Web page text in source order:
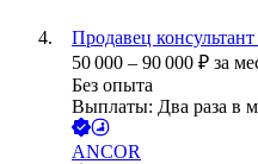
Продавец
50 000 – 90 000 ₽ за
Без опыта
Выплаты: Два раза в
ANCOR